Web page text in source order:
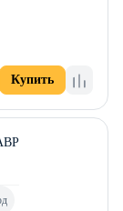
Купить